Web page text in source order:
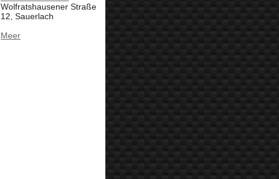
Wolfratshausener Straße
12, Sauerlach
Meer